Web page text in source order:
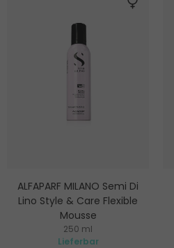
ALFAPARF MILANO Semi Di
Lino Style & Care Flexible
Mousse
Haarfestiger
250 ml
Lieferbar